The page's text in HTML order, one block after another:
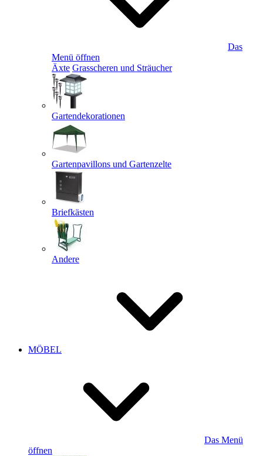
Das
Menü öffnen
Äxte Grasscheren und Sträucher
Gartendekorationen
Gartenpavillons und Gartenzelte
Briefkästen
Andere
MÖBEL
Das Menü
öffnen